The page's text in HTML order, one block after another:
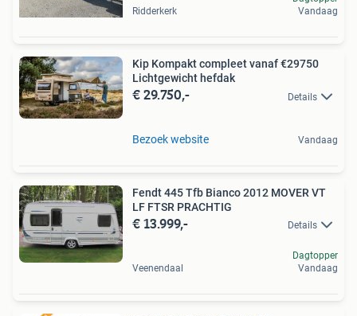
Ridderkerk
Vandaag
Kip Kompakt compleet vanaf €29750
Lichtgewicht hefdak
€ 29.750,- Details
Bezoek website Vandaag
Fendt 445 Tfb Bianco 2012 MOVER VT
LF FTSR PRACHTIG
€ 13.999,- Details
Veenendaal
Dagtopper
Vandaag